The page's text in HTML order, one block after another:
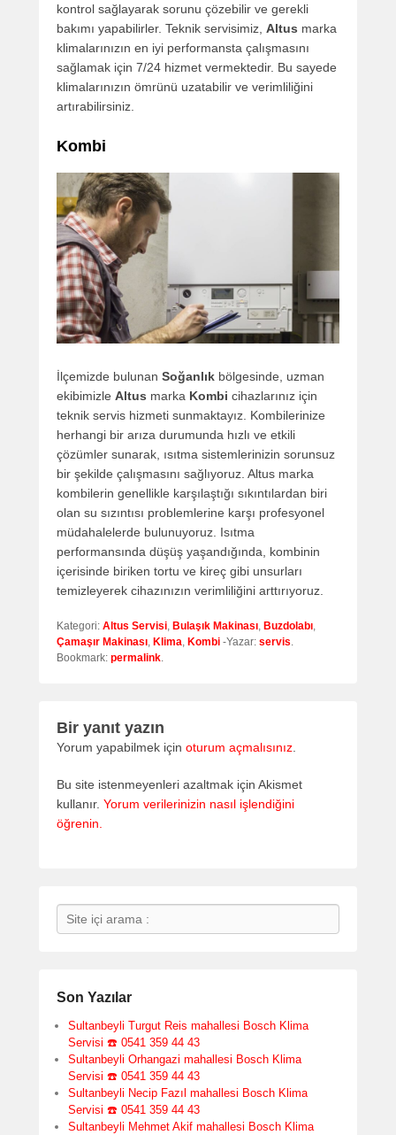
kontrol sağlayarak sorunu çözebilir ve gerekli
bakımı yapabilirler. Teknik servisimiz, Altus marka
klimalarınızın en iyi performansta çalışmasını
sağlamak için 7/24 hizmet vermektedir. Bu sayede
klimalarınızın ömrünü uzatabilir ve verimliliğini
artırabilirsiniz.
Kombi
İlçemizde bulunan Soğanlık bölgesinde, uzman
ekibimizle Altus marka Kombi cihazlarınız için
teknik servis hizmeti sunmaktayız. Kombilerinize
herhangi bir arıza durumunda hızlı ve etkili
çözümler sunarak, ısıtma sistemlerinizin sorunsuz
bir şekilde çalışmasını sağlıyoruz. Altus marka
kombilerin genellikle karşılaştığı sıkıntılardan biri
olan su sızıntısı problemlerine karşı profesyonel
müdahalelerde bulunuyoruz. Isıtma
performansında düşüş yaşandığında, kombinin
içerisinde biriken tortu ve kireç gibi unsurları
temizleyerek cihazınızın verimliliğini arttırıyoruz.
Kategori: Altus Servisi, Bulaşık Makinası, Buzdolabı,
Çamaşır Makinası, Klima, Kombi -Yazar: servis.
Bookmark: permalink.
Bir yanıt yazın
Yorum yapabilmek için oturum açmalısınız
Bu site istenmeyenleri azaltmak için Akismet
kullanır. Yorum verilerinizin nasıl işlendiğini
öğrenin.
Search
Son Yazılar
Sultanbeyli Turgut Reis mahallesi Bosch Klima
Servisi ☎️ 0541 359 44 43
Sultanbeyli Orhangazi mahallesi Bosch Klima
Servisi ☎️ 0541 359 44 43
Sultanbeyli Necip Fazıl mahallesi Bosch Klima
Servisi ☎️ 0541 359 44 43
Sultanbeyli Mehmet Akif mahallesi Bosch Klima